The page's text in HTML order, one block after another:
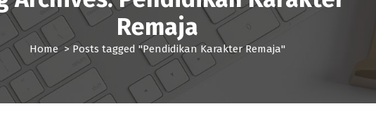
Remaja
Home>Posts tagged "Pendidikan Karakter Remaja"